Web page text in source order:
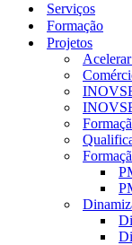
Serviços
Formação
Projetos